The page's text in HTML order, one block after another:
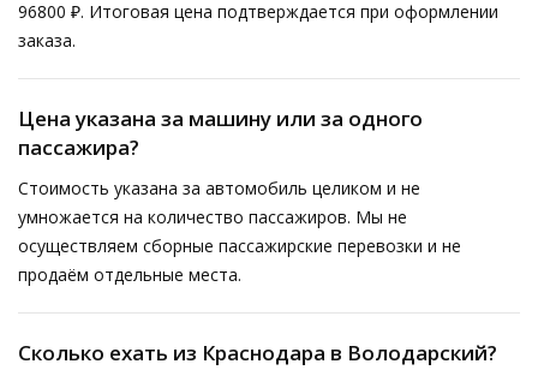
96800 ₽. Итоговая цена подтверждается при оформлении
заказа.
Цена указана за машину или за одного
пассажира?
Стоимость указана за автомобиль целиком и не
умножается на количество пассажиров. Мы не
осуществляем сборные пассажирские перевозки и не
продаём отдельные места.
Сколько ехать из Краснодара в Володарский?